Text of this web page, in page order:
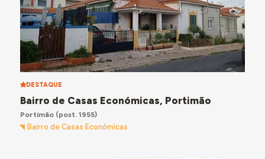
DESTAQUE
Bairro de Casas Económicas, Portimão
Portimão(post. 1955)
Bairro de Casas Económicas